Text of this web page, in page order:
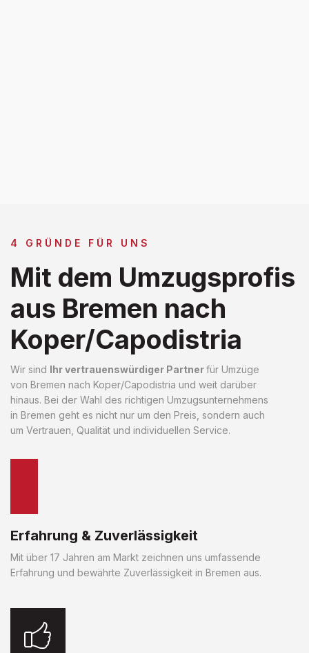
4 GRÜNDE FÜR UNS
Mit dem Umzugsprofis
aus Bremen nach
Koper/Capodistria
Wir sind Ihr vertrauenswürdiger Partnerfür Umzüge
von Bremen nach Koper/Capodistria und weit darüber
hinaus. Bei der Wahl des richtigen Umzugsunternehmens
in Bremen geht es nicht nur um den Preis, sondern auch
um Vertrauen, Qualität und individuellen Service.
Erfahrung & Zuverlässigkeit
Mit über 17 Jahren am Markt zeichnen uns umfassende
Erfahrung und bewährte Zuverlässigkeit in Bremen aus.